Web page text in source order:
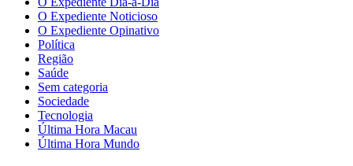
O Expediente Noticioso
O Expediente Opinativo
Política
Região
Saúde
Sem categoria
Sociedade
Tecnologia
Última Hora Macau
Última Hora Mundo